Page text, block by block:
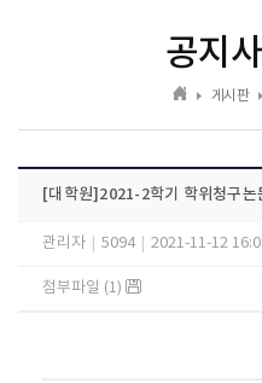
공지
게시판
[대학원]2021-2학기 학위청구논
관리자 5094 2021-11-12
첨부파일 (1)